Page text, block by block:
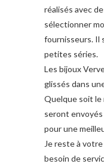
réalisés avec
sélectionner
fournisseurs. Il
petites séries.
Les bijoux
glissés dans
Quelque soit le
seront
pour une
Je reste à
besoin de